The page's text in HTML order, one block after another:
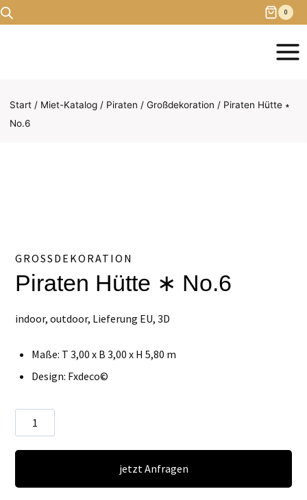
Zum
0
Start / Miet-Katalog / Piraten / Großdekoration / Piraten Hütte ∗
No.6
GROSSDEKORATION
Piraten Hütte ∗ No.6
indoor, outdoor, Lieferung EU, 3D
Maße: T 3,00 x B 3,00 x H 5,80 m
Design: Fxdeco©
Piraten
Hütte
No.6
jetzt Anfragen